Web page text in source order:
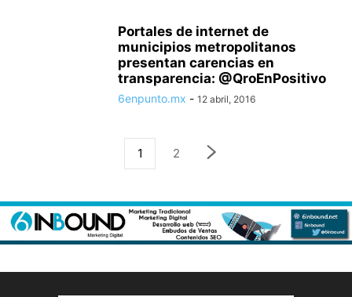
Portales de internet de
municipios metropolitanos
presentan carencias en
transparencia: @QroEnPositivo
6enpunto.mx - 12 abril, 2016
1 2